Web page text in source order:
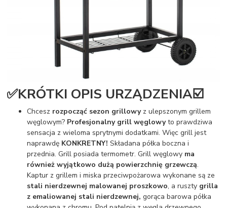
✅KRÓTKI OPIS URZĄDZENIA☑️
Chcesz rozpocząć sezon grillowyz ulepszonym grillem
węglowym? Profesjonalny grill węglowyto prawdziwa
sensacja z wieloma sprytnymi dodatkami. Więc grill jest
naprawdę KONKRETNY! Składana półka boczna i
przednia. Grill posiada termometr. Grill węglowy ma
również wyjątkowo dużą powierzchnię grzewczą.
Kaptur z grillem i miska przeciwpożarowa wykonane są ze
stali nierdzewnej malowanej proszkowo, a ruszty grilla
z emaliowanej stali nierdzewnej, gorąca barowa półka